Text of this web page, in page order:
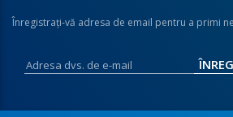
Înregistraţi-vă adresa de email pentru a primi